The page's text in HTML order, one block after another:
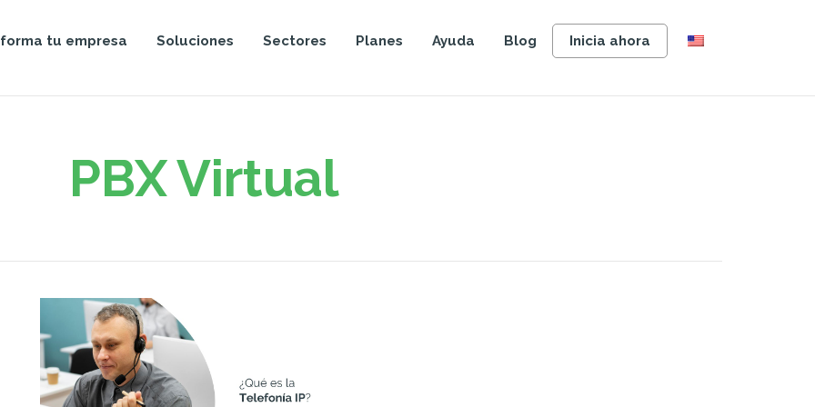
tu empresa Soluciones Sectores Planes Ayuda Blog Inicia ahora
PBX Virtual